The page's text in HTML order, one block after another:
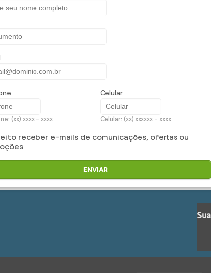
casos de dano ou roubo de sua aparelhagem.
do seu equipamento como também das lentes, tripés,
à própria câmera, chegam a um alto valor, resultando
você! Obtenha já uma cotação com nossa equipe.
(xx) xxxx - xxxx
Celular
Celular: (xx) xxxxxx - xxxx
receber e-mails de comunicações, ofertas ou
ENVIAR